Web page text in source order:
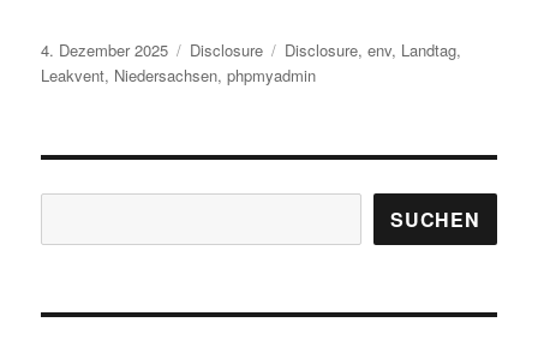
Veröffentlicht
am
4. Dezember 2025 Kategorien
Disclosure Schlagwörter
Disclosure,env, Landtag,
Leakvent, Niedersachsen,phpmyadmin
SUCHEN